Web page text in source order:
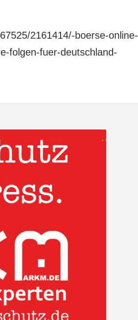
2161414/-boerse-online-
folgen-fuer-deutschland-